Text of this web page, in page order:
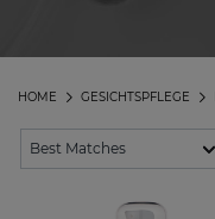
GESICHTSPFLEGE
HOME